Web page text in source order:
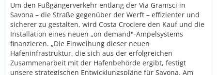
Um den Fußgängerverkehr entlang der Via Gramsci in
Savona – die Straße gegenüber der Werft – effizienter und
sicherer zu gestalten, wird Costa Crociere den Kauf und die
Installation eines neuen „on demand"-Ampelsystems
finanzieren. „Die Einweihung dieser neuen
Hafeninfrastruktur, die sich aus der erfolgreichen
Zusammenarbeit mit der Hafenbehörde ergibt, festigt
unsere strategischen Entwicklungspläne für Savona. Am